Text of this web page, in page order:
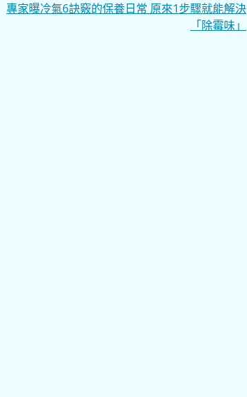
專家曝冷氣6訣竅的保養日常 原來1步驟就能解決
「除霉味」